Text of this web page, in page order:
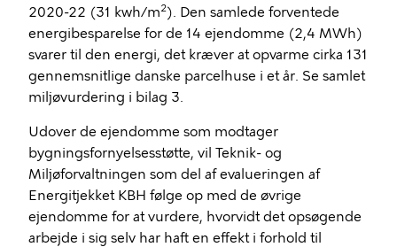
2020-22 (31 kwh/m2). Den samlede forventede
energibesparelse for de 14 ejendomme (2,4 MWh)
svarer til den energi, det kræver at opvarme cirka 131
gennemsnitlige danske parcelhuse i et år. Se samlet
miljøvurdering i bilag 3.
Udover de ejendomme som modtager
bygningsfornyelsesstøtte, vil Teknik- og
Miljøforvaltningen som del af evalueringen af
Energitjekket KBH følge op med de øvrige
ejendomme for at vurdere, hvorvidt det opsøgende
arbejde i sig selv har haft en effekt i forhold til